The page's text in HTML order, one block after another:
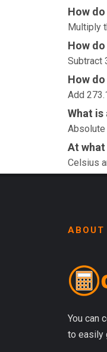
How
Multiply
How
Subtract
How
Add
What
Absolute
At
Celsius
ABOUT
You can
to easily